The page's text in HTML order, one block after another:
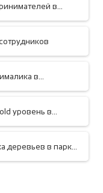
в
в
уровень в
деревьев в парке